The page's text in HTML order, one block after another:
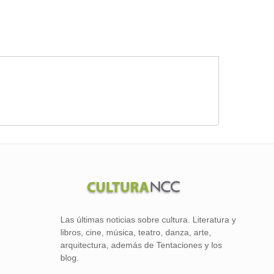
Las últimas noticias sobre cultura. Literatura y
libros, cine, música, teatro, danza, arte,
arquitectura, además de Tentaciones y los
blog.